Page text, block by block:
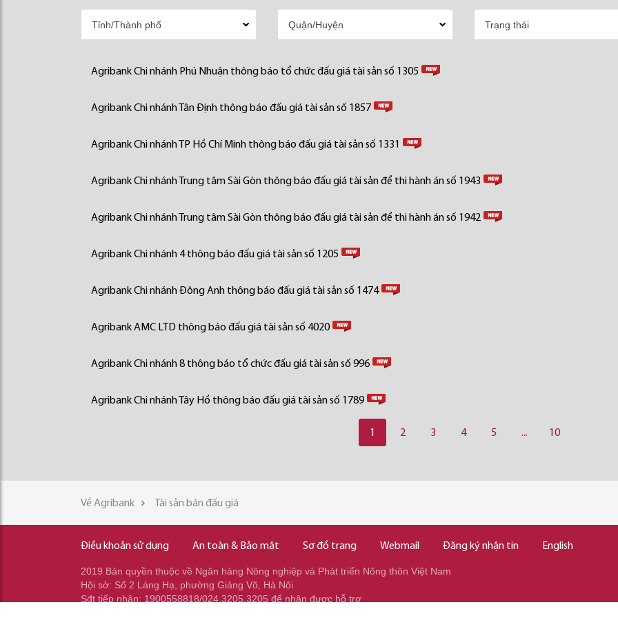
Agribank Chi nhánh Phú Nhuận thông báo tổ chức đấu giá tài sản số 1305
Agribank Chi nhánh Tân Định thông báo đấu giá tài sản số 1857
Agribank Chi nhánh TP Hồ Chí Minh thông báo đấu giá tài sản số 1331
Agribank Chi nhánh Trung tâm Sài Gòn thông báo đấu giá tài sản để thi hành án số 1943
Agribank Chi nhánh Trung tâm Sài Gòn thông báo đấu giá tài sản để thi hành án số 1942
Agribank Chi nhánh 4 thông báo đấu giá tài sản số 1205
Agribank Chi nhánh Đông Anh thông báo đấu giá tài sản số 1474
Agribank AMC LTD thông báo đấu giá tài sản số 4020
Agribank Chi nhánh 8 thông báo tổ chức đấu giá tài sản số 996
Agribank Chi nhánh Tây Hồ thông báo đấu giá tài sản số 1789
1 2 3 4 5 ... 10
Về Agribank Tài sản bán đấu giá
Điều khoản sử dụng An toàn & Bảo mật Sơ đồ trang Webmail Đăng ký nhận tin English
2019 Bản quyền thuộc về Ngân hàng Nông nghiệp và Phát triển Nông thôn Việt Nam
Hội sở: Số 2 Láng Hạ, phường Giảng Võ, Hà Nội
Sđt tiếp nhận: 1900558818/024.3205.3205 để nhận được hỗ trợ